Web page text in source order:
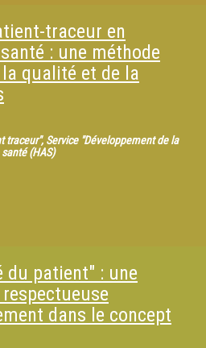
traceur en
: une méthode
qualité et de la
traceur", Service "Développement de la
(HAS)
du patient" : une
dans le concept